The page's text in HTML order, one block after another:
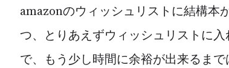
amazonのウィッシュリストに結構本
つ、とりあえずウィッシュリストに
で、もう少し時間に余裕が出来るま